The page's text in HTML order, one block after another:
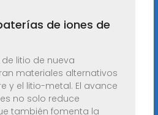
de iones de
litio de nueva
materiales alternativos
y el litio-metal. El avance
no solo reduce
también fomenta la